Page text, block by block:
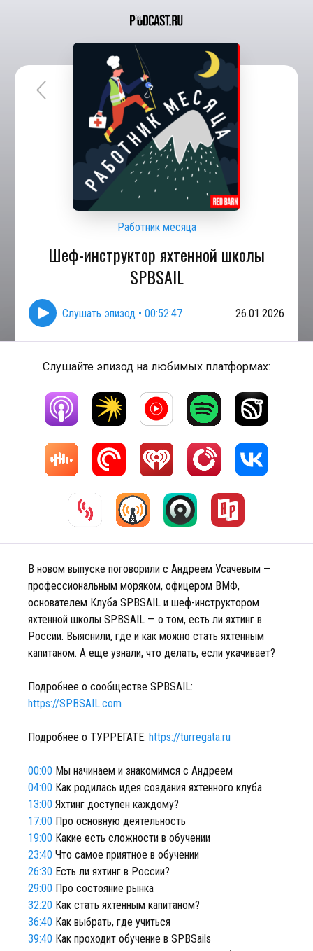
Работник месяца
Шеф-инструктор яхтенной школы
SPBSAIL
Слушать эпизод • 00:52:47 26.01.2026
Слушайте эпизод на любимых платформах:
В новом выпуске поговорили с Андреем Усачевым —
профессиональным моряком, офицером ВМФ,
основателем Клуба SPBSAIL и шеф-инструктором
яхтенной школы SPBSAIL — о том, есть ли яхтинг в
России. Выяснили, где и как можно стать яхтенным
капитаном. А еще узнали, что делать, если укачивает?
Подробнее о сообществе SPBSAIL:
https://SPBSAIL.com
Подробнее о ТУРРЕГАТЕ: https://turregata.ru
00:00 Мы начинаем и знакомимся с Андреем
04:00 Как родилась идея создания яхтенного клуба
13:00 Яхтинг доступен каждому?
17:00 Про основную деятельность
19:00 Какие есть сложности в обучении
23:40 Что самое приятное в обучении
26:30 Есть ли яхтинг в России?
29:00 Про состояние рынка
32:20 Как стать яхтенным капитаном?
36:40 Как выбрать, где учиться
39:40 Как проходит обучение в SPBSails